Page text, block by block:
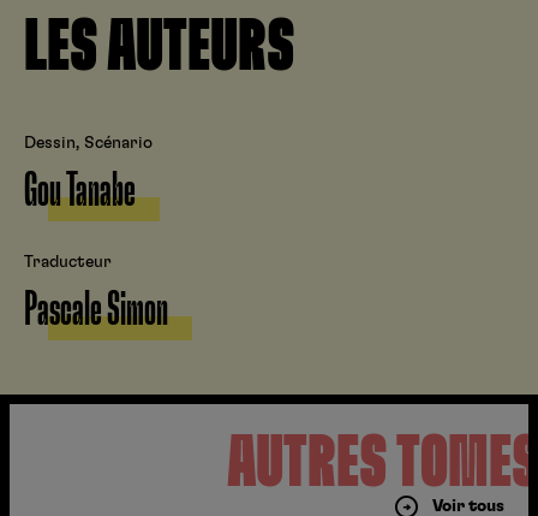
LES AUTEURS
Dessin, Scénario
Gou Tanabe
Traducteur
Pascale Simon
AUTRES
Voir tous